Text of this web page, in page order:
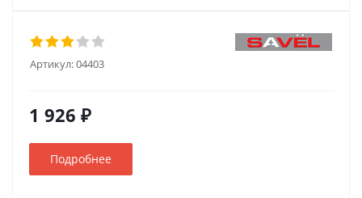
Артикул:04403
1 926 ₽
Подробнее